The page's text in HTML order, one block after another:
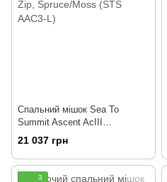
Спальний мішок Sea To
Summit Ascent AcIII
(-11/-18°C), 198 см - Left Zip,
Spruce/Moss (STS AAC3-L)
21 037 грн
3